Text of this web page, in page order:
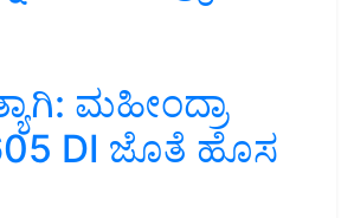
ಮಹೀಂದ್ರಾ
DI ಜೊತೆ ಹೊಸ